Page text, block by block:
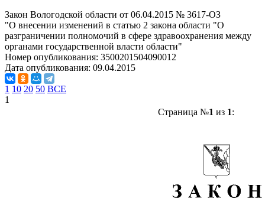
Закон Вологодской области от 06.04.2015 № 3617-ОЗ
"О внесении изменений в статью 2 закона области "О
разграничении полномочий в сфере здравоохранения между
органами государственной власти области"
Номер опубликования: 3500201504090012
Дата опубликования: 09.04.2015
1 10 20 50 ВСЕ
1
Страница №1 из 1: